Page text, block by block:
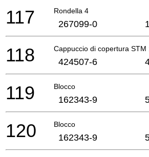
Rondella 4
117 267099-0
Cappuccio di copertura STM
118 424507-6
Blocco
119 162343-9
Blocco
120 162343-9